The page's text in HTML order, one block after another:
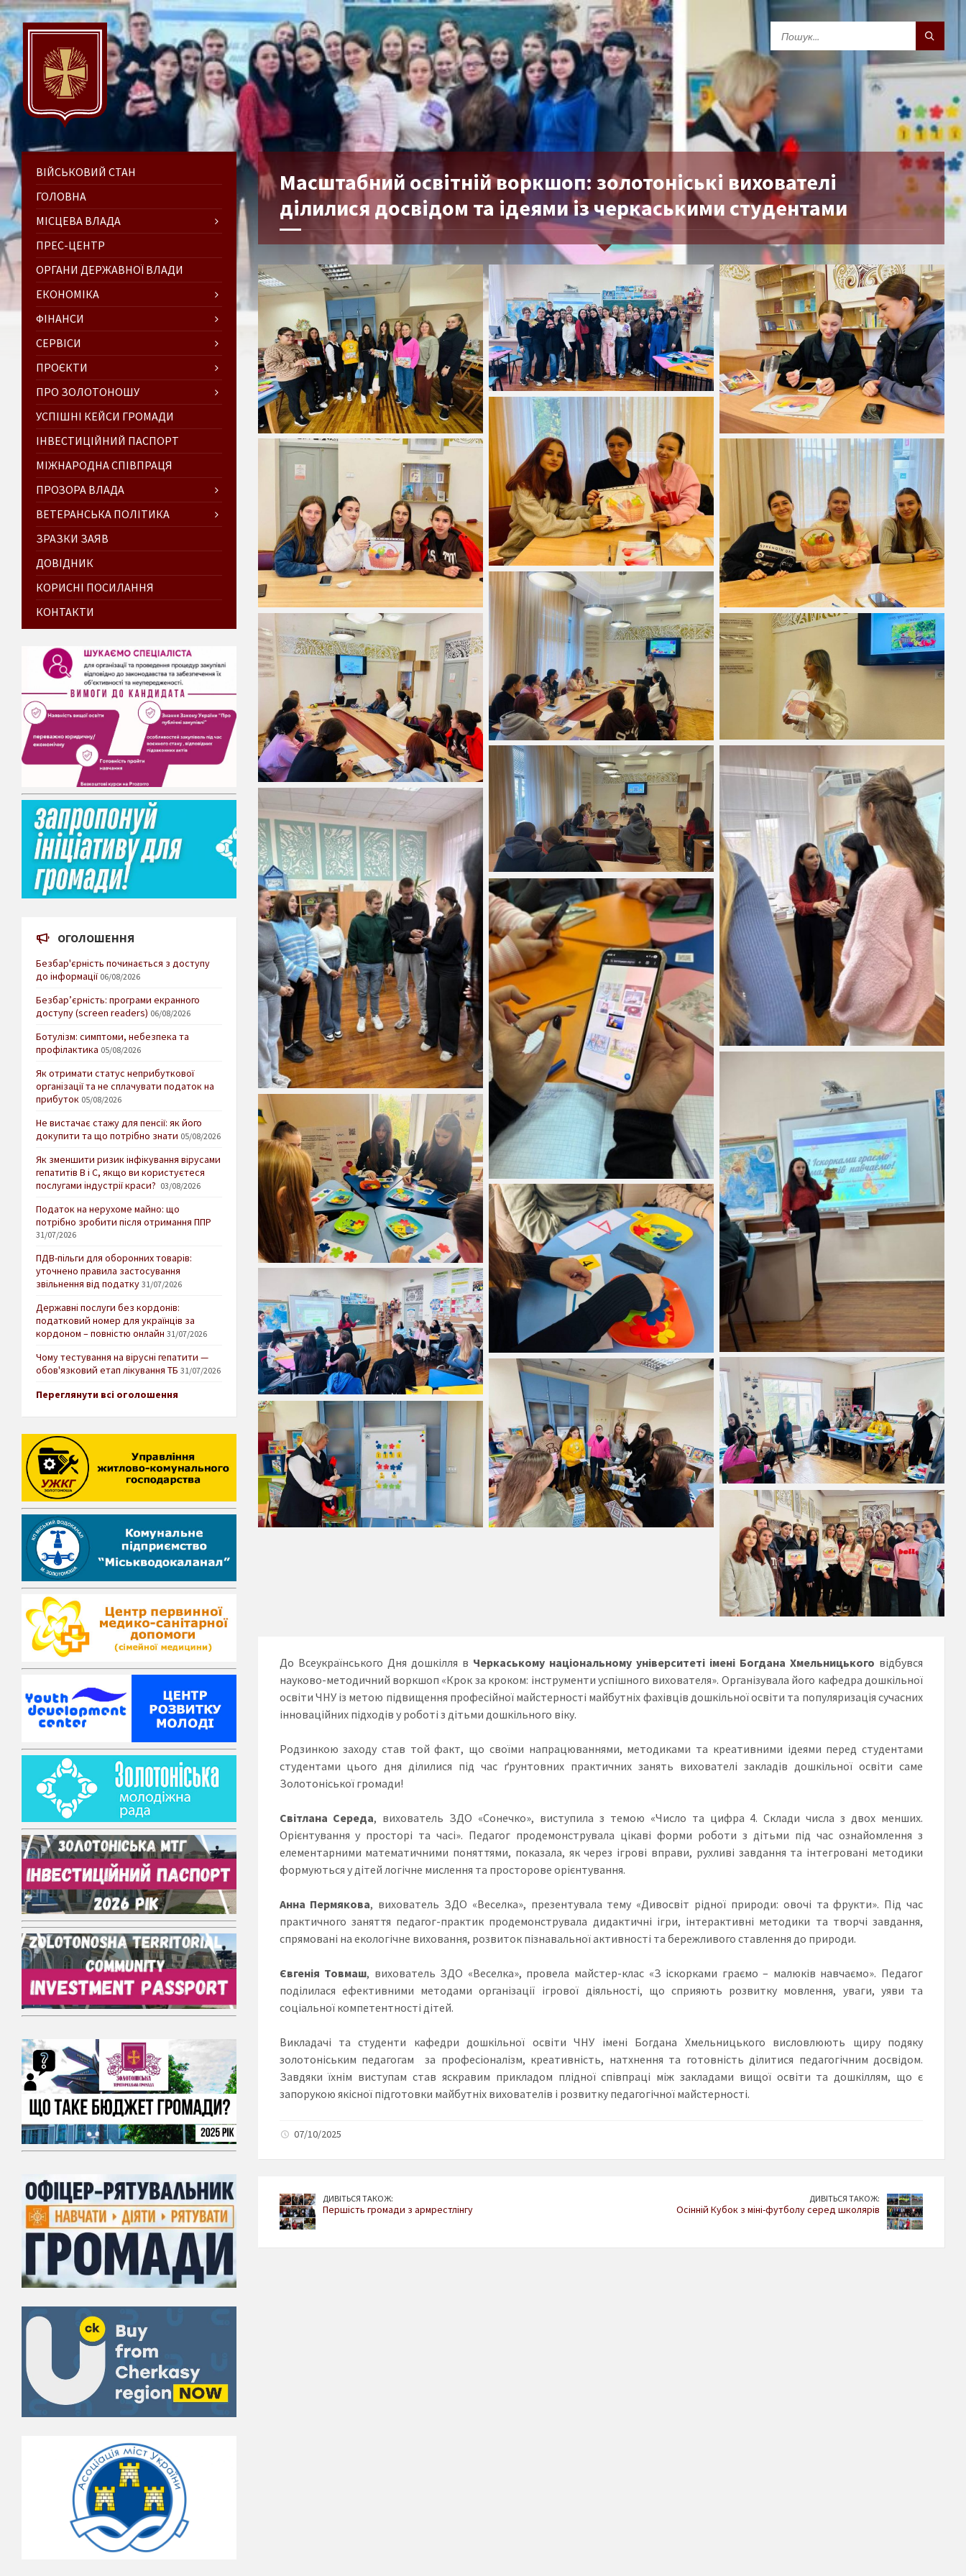
Масштабний освітній воркшоп: золотоніські вихователі
ділилися досвідом та ідеями із черкаськими студентами
До Всеукраїнського Дня дошкілля в Черкаському національному університеті імені Богдана Хмельницького відбувся
науково-методичний воркшоп «Крок за кроком: інструменти успішного вихователя». Організувала його кафедра дошкільної
освіти ЧНУ із метою підвищення професійної майстерності майбутніх фахівців дошкільної освіти та популяризація сучасних
інноваційних підходів у роботі з дітьми дошкільного віку.
Родзинкою заходу став той факт, що своїми напрацюваннями, методиками та креативними ідеями перед студентами
студентами цього дня ділилися під час ґрунтовних практичних занять вихователі закладів дошкільної освіти саме
Золотоніської громади!
Світлана Середа, вихователь ЗДО «Сонечко», виступила з темою «Число та цифра 4. Склади числа з двох менших.
Орієнтування у просторі та часі». Педагог продемонструвала цікаві форми роботи з дітьми під час ознайомлення з
елементарними математичними поняттями, показала, як через ігрові вправи, рухливі завдання та інтегровані методики
формуються у дітей логічне мислення та просторове орієнтування.
Анна Пермякова, вихователь ЗДО «Веселка», презентувала тему «Дивосвіт рідної природи: овочі та фрукти». Під час
практичного заняття педагог-практик продемонструвала дидактичні ігри, інтерактивні методики та творчі завдання,
спрямовані на екологічне виховання, розвиток пізнавальної активності та бережливого ставлення до природи.
Євгенія Товмаш, вихователь ЗДО «Веселка», провела майстер-клас «З іскорками граємо – малюків навчаємо». Педагог
поділилася ефективними методами організації ігрової діяльності, що сприяють розвитку мовлення, уваги, уяви та
соціальної компетентності дітей.
Викладачі та студенти кафедри дошкільної освіти ЧНУ імені Богдана Хмельницького висловлюють щиру подяку
золотоніським педагогам за професіоналізм, креативність, натхнення та готовність ділитися педагогічним досвідом.
Завдяки їхнім виступам став яскравим прикладом плідної співпраці між закладами вищої освіти та дошкіллям, що є
запорукою якісної підготовки майбутніх вихователів і розвитку педагогічної майстерності.
07/10/2025
ДИВІТЬСЯ ТАКОЖ:
Першість громади з армрестлінгу
ДИВІТЬСЯ ТАКОЖ:
Осінній Кубок з міні-футболу серед школярів
ВІЙСЬКОВИЙ СТАН
ГОЛОВНА
МІСЦЕВА ВЛАДА
ПРЕС-ЦЕНТР
ОРГАНИ ДЕРЖАВНОЇ ВЛАДИ
ЕКОНОМІКА
ФІНАНСИ
СЕРВІСИ
ПРОЄКТИ
ПРО ЗОЛОТОНОШУ
УСПІШНІ КЕЙСИ ГРОМАДИ
ІНВЕСТИЦІЙНИЙ ПАСПОРТ
МІЖНАРОДНА СПІВПРАЦЯ
ПРОЗОРА ВЛАДА
ВЕТЕРАНСЬКА ПОЛІТИКА
ЗРАЗКИ ЗАЯВ
ДОВІДНИК
КОРИСНІ ПОСИЛАННЯ
КОНТАКТИ
ОГОЛОШЕННЯ
Безбар'єрність починається з доступу
до інформації 06/08/2026
Безбар’єрність: програми екранного
доступу (screen readers) 06/08/2026
Ботулізм: симптоми, небезпека та
профілактика 05/08/2026
Як отримати статус неприбуткової
організації та не сплачувати податок на
прибуток 05/08/2026
Не вистачає стажу для пенсії: як його
докупити та що потрібно знати 05/08/2026
Як зменшити ризик інфікування вірусами
гепатитів В і С, якщо ви користуєтеся
послугами індустрії краси? 03/08/2026
Податок на нерухоме майно: що
потрібно зробити після отримання ППР
31/07/2026
ПДВ-пільги для оборонних товарів:
уточнено правила застосування
звільнення від податку 31/07/2026
Державні послуги без кордонів:
податковий номер для українців за
кордоном – повністю онлайн 31/07/2026
Чому тестування на вірусні гепатити —
обов'язковий етап лікування ТБ 31/07/2026
Переглянути всі оголошення